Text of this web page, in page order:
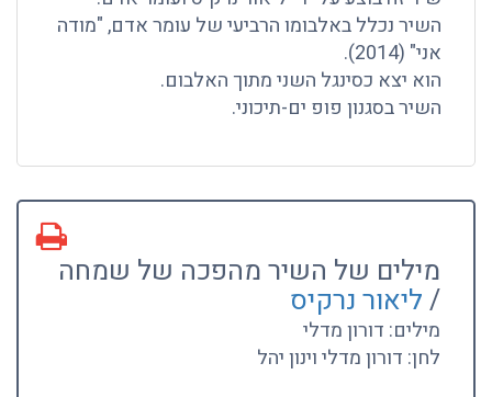
השיר נכלל באלבומו הרביעי של עומר אדם, "מודה
אני" (2014).
הוא יצא כסינגל השני מתוך האלבום.
השיר בסגנון פופ ים-תיכוני.
מילים של השיר מהפכה של שמחה
/ליאור נרקיס
מילים: דורון מדלי
לחן: דורון מדלי וינון יהל